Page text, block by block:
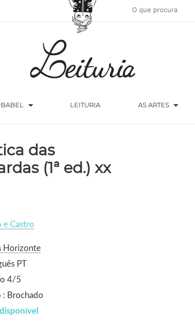
arrow_drop_down LEITURIA AS ARTES arrow_drop_down
das
(1ª ed.) xx
e Castro
Horizonte
PT
4/5
: Brochado